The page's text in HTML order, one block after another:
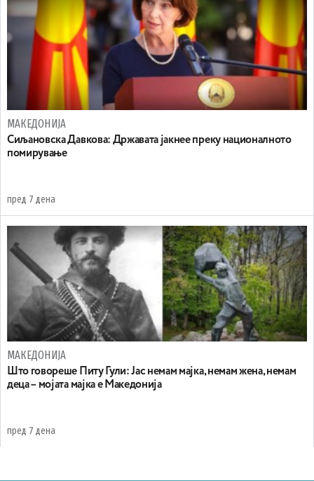
МАКЕДОНИЈА
Сиљановска Давкова: Државата јакнее преку националното
помирување
пред 7 дена
МАКЕДОНИЈА
Што говореше Питу Гули: Јас немам мајка, немам жена, немам
деца – мојата мајка е Македонија
пред 7 дена